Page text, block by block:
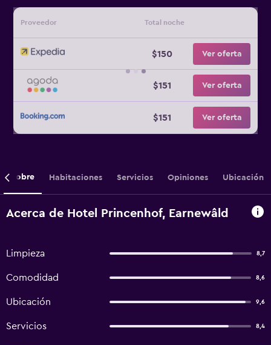
Proveedor Total noche
$150 Ver oferta
$151 Ver oferta
$151 Ver oferta
Sobre Habitaciones Servicios Opiniones Ubicación
Acerca de Hotel Princenhof, Earnewâld
Limpieza 8,7
Comodidad 8,6
Ubicación 9,6
Servicios 8,4